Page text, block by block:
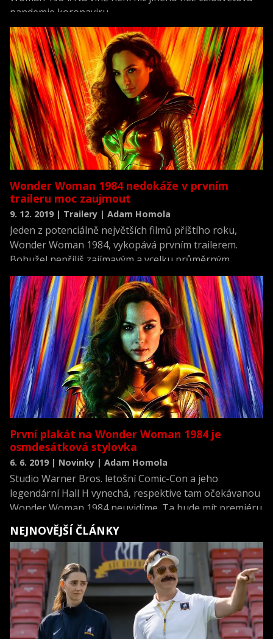
pandemie koronaviru.
Wonder Woman 1984 nedokáže v prvním
traileru moc zaujmout
9. 12. 2019 | Trailery | Adam Homola
Jeden z potenciálně největších filmů příštího roku,
Wonder Woman 1984, vykopává prvním trailerem.
Bohužel nepříliš zajímavým a vcelku průměrným
prvním trailerem.
První plakát na Wonder Woman 1984 je
osmdesátková stylovka
6. 6. 2019 | Novinky | Adam Homola
Studio Warner Bros. letošní Comic-Con a jeho
legendární Hall H vynechá, respektive tam očekávanou
Wonder Woman 1984 neuvidíme. Ta bude mít premiéru
až za rok, v červnu 2020 a tak je docela daleko i první
trailer. Prozatím jsme tak dostali alespoň nový a notně
stylový plakát.
NEJNOVĚJŠÍ ČLÁNKY